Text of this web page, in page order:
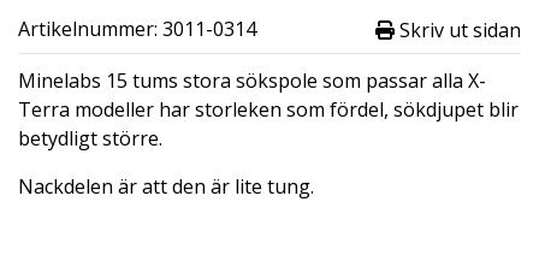
Artikelnummer: 3011-0314
Skriv ut sidan
Minelabs 15 tums stora sökspole som passar alla X-
Terra modeller har storleken som fördel, sökdjupet blir
betydligt större.
Nackdelen är att den är lite tung.